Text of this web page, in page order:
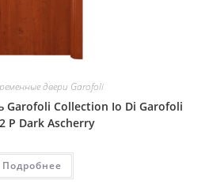
двери Garofoli
Garofoli Collection Io Di Garofoli
P Dark Ascherry
Подробнее